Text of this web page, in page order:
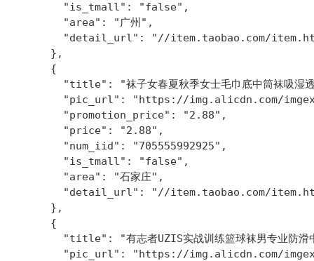
        "is_tmall": "false",
        "area": "广州",
"detail_url": "//item.taobao.com/
      },
      {
"title": "袜子女春夏秋季女士毛巾底中筒袜吸湿
"pic_url": "https://img.alicdn.com/
        "promotion_price": "2.88",
        "price": "2.88",
        "num_iid": "705555992925",
        "is_tmall": "false",
        "area": "石家庄",
"detail_url": "//item.taobao.com/
      },
      {
"title": "有志者UZIS实战训练篮球袜男专业防滑
"pic_url": "https://img.alicdn.com/